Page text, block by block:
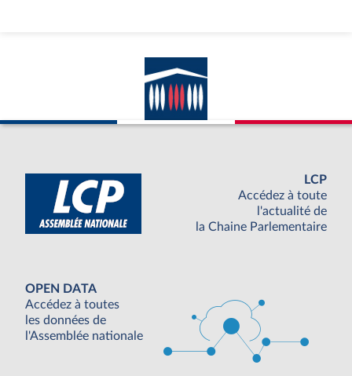
LCP
Accédez à toute
l'actualité de
la Chaine Parlementaire
OPEN DATA
Accédez à toutes
les données de
l'Assemblée nationale